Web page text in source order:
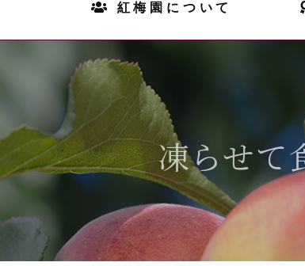
紅梅園について
凍らせて